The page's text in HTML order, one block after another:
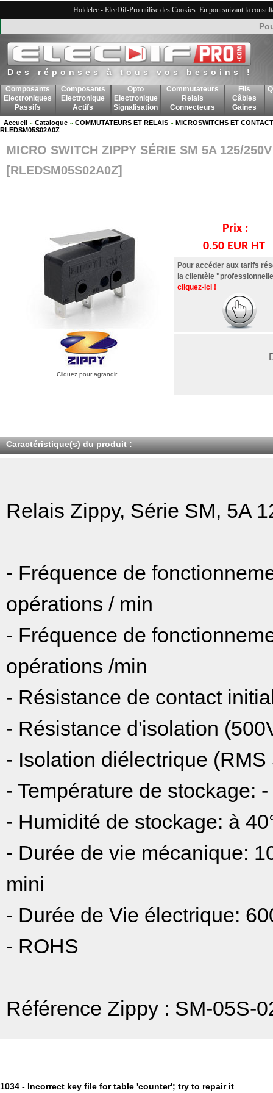
Holdelec - ElecDif-Pro utilise des Cookies. En poursuivant la
Des réponses à tous vos besoins !
Composants
Electroniques
Passifs
Composants
Electronique
Actifs
Opto
Electronique
Signalisation
Commutateurs
Relais
Connecteurs
Fils
Câbles
Gaines
Accueil » Catalogue » COMMUTATEURS ET RELAIS » MICROSWITCHS ET
RLEDSM05S02A0Z
MICRO SWITCH ZIPPY SÉRIE SM 5A 125/250V
[RLEDSM05S02A0Z]
Cliquez pour agrandir
Prix :
0.50 EUR HT
Pour accéder aux tarifs
la clientèle
cliquez-ici !
Caractéristique(s) du produit :
Relais Zippy, Série SM, 5A
- Fréquence de
opérations / min
- Fréquence de
opérations /min
- Résistance de contact
- Résistance d'isolation
- Isolation diélectrique
- Température de stockage:
- Humidité de stockage: à
- Durée de vie mécanique:
mini
- Durée de Vie électrique:
- ROHS
Référence Zippy : SM-05S-
1034 - Incorrect key file for table 'counter'; try to repair it